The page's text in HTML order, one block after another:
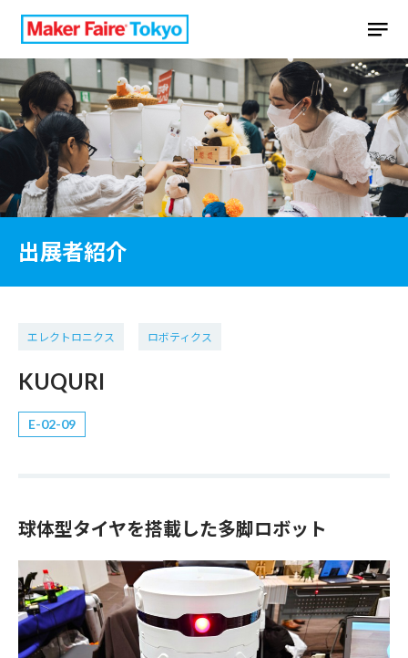
出展者紹介
エレクトロニクス ロボティクス
KUQURI
E 02-09
球体型タイヤを搭載した多脚ロボット